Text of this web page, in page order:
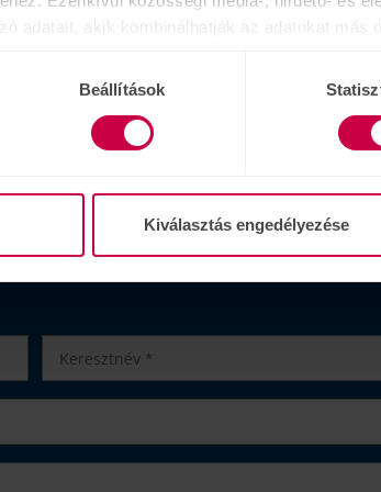
adatait, akik kombinálhatják az adatokat más
Beállítások
Kiválasztás engedélyezése
szalonjaiban. Jelentkezés után kollégáink a
biztosítanak az Önhöz legközelebb lévő
meg audiológusaink szakértelmét.
kötelezettség nélküli
, töltse ki rövid űrlapunkat